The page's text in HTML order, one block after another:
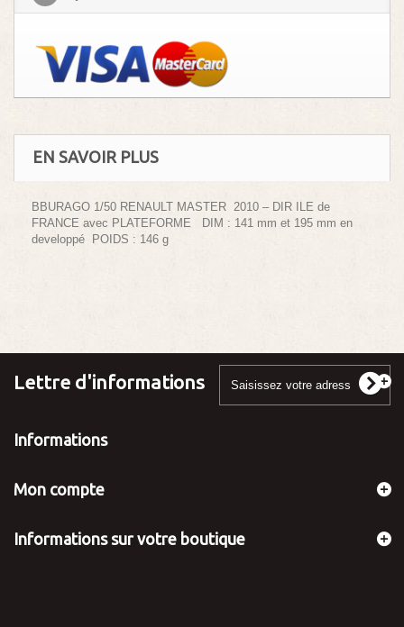
EN SAVOIR PLUS
BBURAGO 1/50 RENAULT MASTER 2010 – DIR ILE de
FRANCE avec PLATEFORME DIM : 141 mm et 195 mm en
developpé POIDS : 146 g
Lettre d'informations
Informations
Mon compte
Informations sur votre boutique